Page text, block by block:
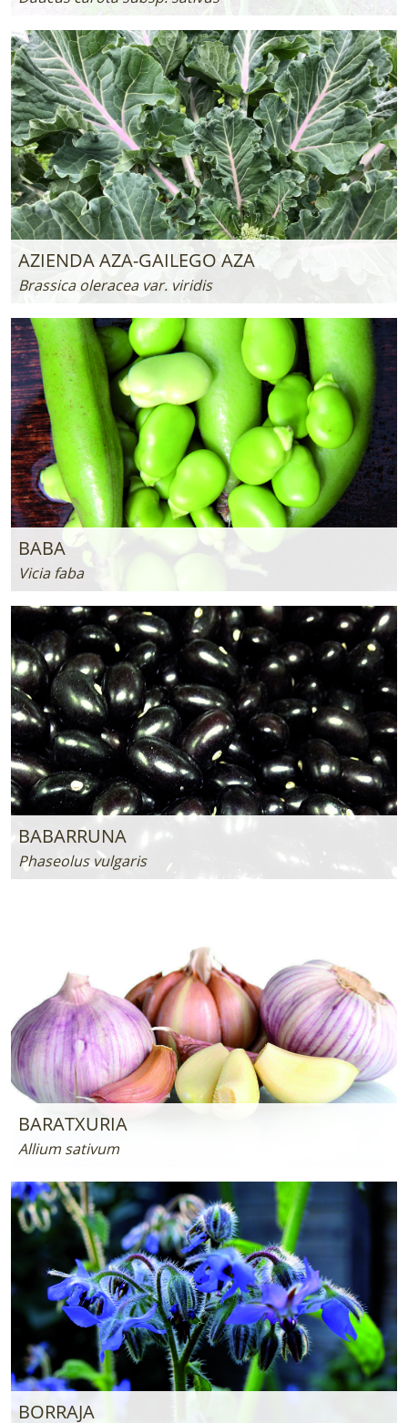
AZIENDA AZA-GAILEGO AZA
Brassica oleracea var. viridis
BABA
Vicia faba
BABARRUNA
Phaseolus vulgaris
BARATXURIA
Allium sativum
BORRAJA